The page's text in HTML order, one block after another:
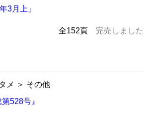
3月上』
全152頁 完売しました
メ ＞ その他
528号』